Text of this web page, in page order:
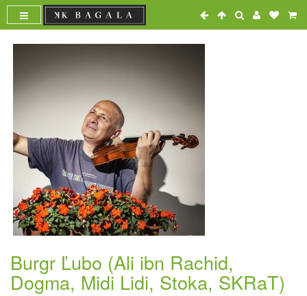
Burgr Ľubo (Ali ibn Rachid,
Dogma, Midi Lidi, Stoka, SKRaT)